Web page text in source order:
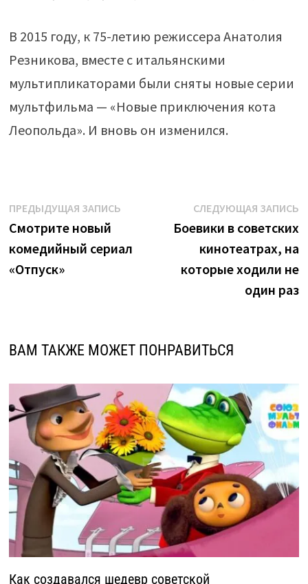
В 2015 году, к 75-летию режиссера Анатолия
Резникова, вместе с итальянскими
мультипликаторами были сняты новые серии
мультфильма — «Новые приключения кота
Леопольда». И вновь он изменился.
Навигация
по
записям
ПРЕДЫДУЩАЯ ЗАПИСЬПредыдущая
Смотрите новый
комедийный сериал
«Отпуск»
СЛЕДУЮЩАЯ ЗАПИСЬ
Боевики в советских
кинотеатрах, на
которые ходили не
один раз
ВАМ ТАКЖЕ МОЖЕТ ПОНРАВИТЬСЯ
Как создавался шедевр советской